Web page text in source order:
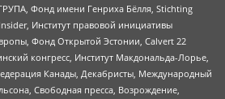
Фонд имени Генриха Бёлля, Stichting
Институт правовой инициативы
Фонд Открытой Эстонии, Calvert 22
конгресс, Институт Макдональда-Лорье,
Канады, Декабристы, Международный
Свободная пресса, Возрождение,